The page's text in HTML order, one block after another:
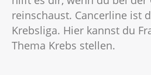
reinschaust. Cancerline ist
Krebsliga. Hier kannst du
Thema Krebs stellen.